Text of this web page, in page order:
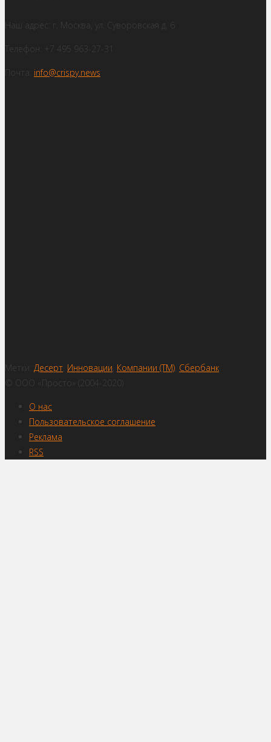
Наш адрес: г. Москва, ул. Суворовская д. 6
Телефон: +7 495 963-27-31
Почта: info@crispy.news
Метки: Десерт Инновации Компании (ТМ) Сбербанк
© ООО «Просто» (2004-2020)
О нас
Пользовательское соглашение
Реклама
RSS